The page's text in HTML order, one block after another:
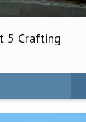
5 Crafting